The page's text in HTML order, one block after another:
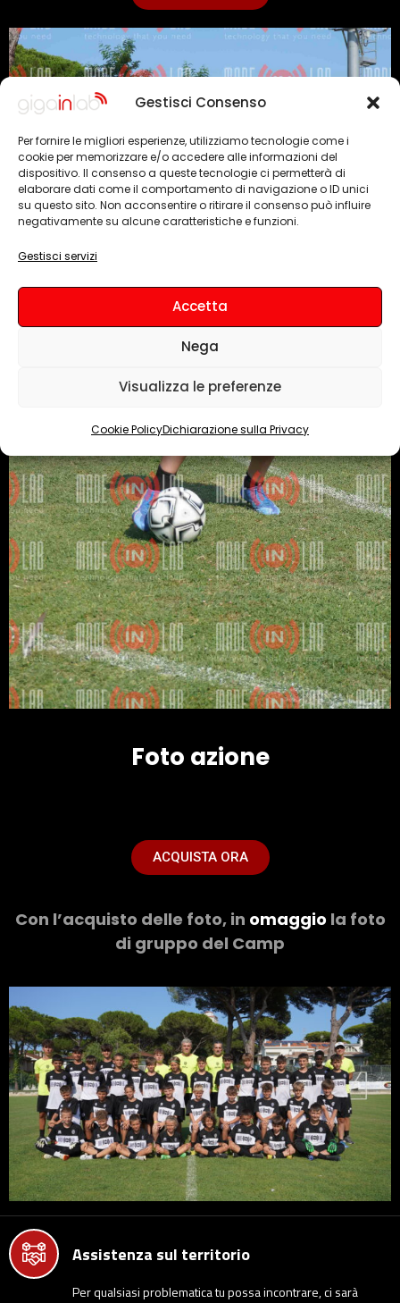
Gestisci Consenso
Per fornire le migliori esperienze, utilizziamo tecnologie come i
cookie per memorizzare e/o accedere alle informazioni del
dispositivo. Il consenso a queste tecnologie ci permetterà di
elaborare dati come il comportamento di navigazione o ID unici
su questo sito. Non acconsentire o ritirare il consenso può influire
negativamente su alcune caratteristiche e funzioni.
Gestisci servizi
Accetta
Nega
Visualizza le preferenze
Cookie PolicyDichiarazione sulla Privacy
Foto azione
ACQUISTA ORA
Con l’acquisto delle foto, in omaggio la foto
di gruppo del Camp
Assistenza sul territorio
Per qualsiasi problematica tu possa incontrare, ci sarà